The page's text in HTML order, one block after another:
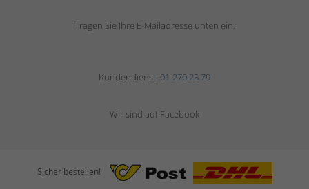
Tragen Sie Ihre E-Mailadresse unten ein.
Kundendienst: 01-270 25 79
Wir sind auf Facebook
Sicher bestellen!